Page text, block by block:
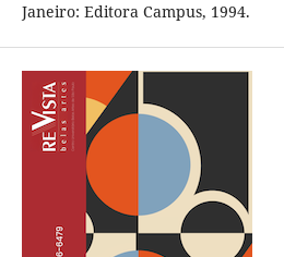
Janeiro: Editora Campus, 1994.